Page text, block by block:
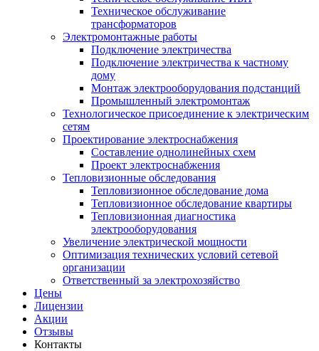
Техническое обслуживание
трансформаторов
Электромонтажные работы
Подключение электричества
Подключение электричества к частному
дому
Монтаж электрооборудования подстанций
Промышленный электромонтаж
Технологическое присоединение к электрическим
сетям
Проектирование электроснабжения
Составление однолинейных схем
Проект электроснабжения
Тепловизионные обследования
Тепловизионное обследование дома
Тепловизионное обследование квартиры
Тепловизионная диагностика
электрооборудования
Увеличение электрической мощности
Оптимизация технических условий сетевой
организации
Ответственный за электрохозяйство
Цены
Лицензии
Акции
Отзывы
Контакты